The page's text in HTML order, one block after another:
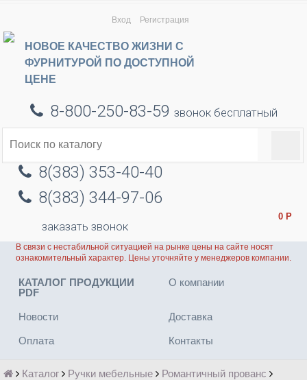
Вход Регистрация
НОВОЕ КАЧЕСТВО ЖИЗНИ С
ФУРНИТУРОЙ ПО ДОСТУПНОЙ
ЦЕНЕ
8-800-250-83-59 звонок бесплатный
8(383) 353-40-40
8(383) 344-97-06
заказать звонок
0 Р
В связи с нестабильной ситуацией на рынке цены на сайте носят
ознакомительный характер. Цены уточняйте у менеджеров компании.
КАТАЛОГ ПРОДУКЦИИ
PDF
О компании
Новости Доставка
Оплата Контакты
Каталог Ручки мебельные
Романтичный прованс